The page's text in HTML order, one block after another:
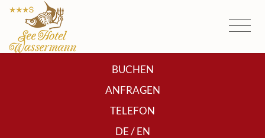
BUCHEN
ANFRAGEN
TELEFON
DE/EN